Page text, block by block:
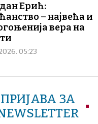
Ерић:
– највећа и
вера на
05:23
ПРИЈАВА ЗА